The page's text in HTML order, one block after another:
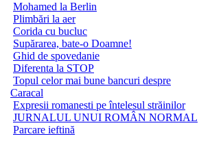
Mohamed la Berlin
Plimbări la aer
Corida cu bucluc
Supărarea, bate-o Doamne!
Ghid de spovedanie
Diferenta la STOP
Topul celor mai bune bancuri despre
Caracal
Expresii romanesti pe întelesul străinilor
JURNALUL UNUI ROMÂN NORMAL
Parcare ieftină